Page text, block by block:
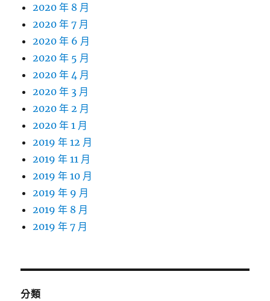
2020 年 8 月
2020 年 7 月
2020 年 6 月
2020 年 5 月
2020 年 4 月
2020 年 3 月
2020 年 2 月
2020 年 1 月
2019 年 12 月
2019 年 11 月
2019 年 10 月
2019 年 9 月
2019 年 8 月
2019 年 7 月
分類